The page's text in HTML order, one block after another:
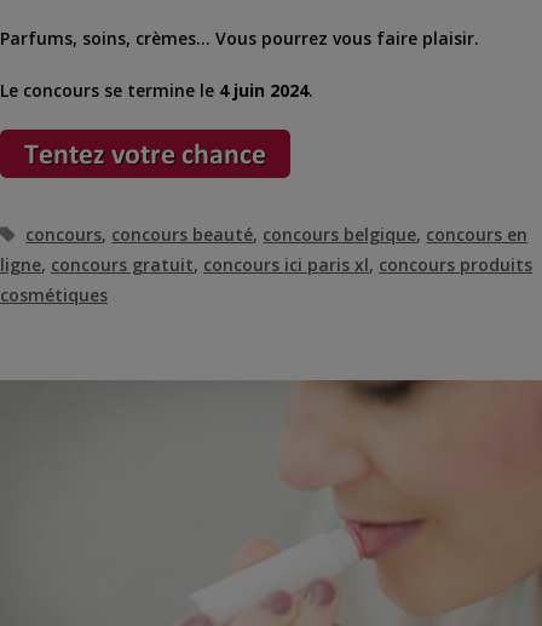
Parfums, soins, crèmes… Vous pourrez vous faire plaisir.
Le concours se termine le 4 juin 2024.
Étiquettes
concours, concours beauté, concours belgique, concours en
ligne, concours gratuit, concours ici paris xl, concours produits
cosmétiques